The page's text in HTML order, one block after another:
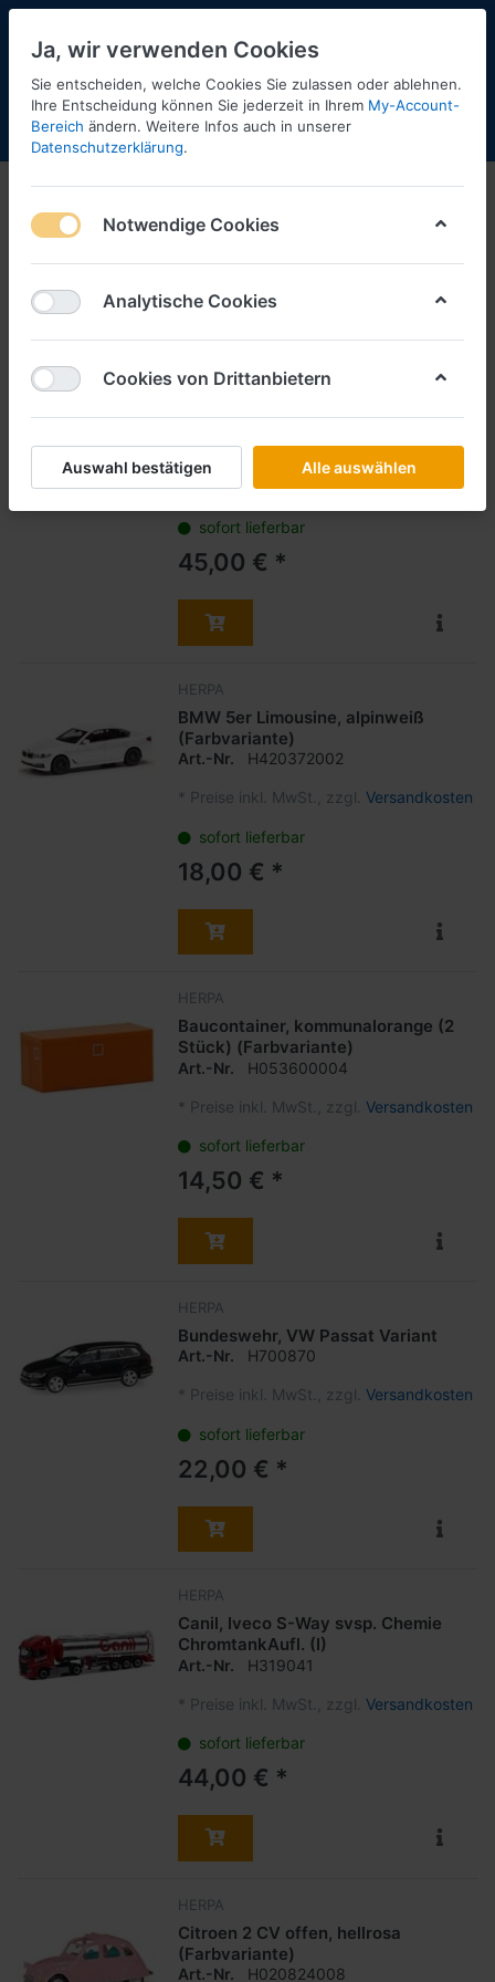
Menü Anmelden Shopaktualisierung
Herpa-Neuheiten
1-12 von 27
Filtern Sortieren
HERPA
Art.-Nr. H319034
* Preise inkl. MwSt., zzgl.Versandkosten
sofort lieferbar
45,00 € *
HERPA
BMW 5er Limousine, alpinweiß
(Farbvariante)
Art.-Nr. H420372002
* Preise inkl. MwSt., zzgl. Versandkosten
sofort lieferbar
18,00 € *
HERPA
Baucontainer, kommunalorange (2
Stück) (Farbvariante)
Art.-Nr. H053600004
* Preise inkl. MwSt., zzgl. Versandkosten
sofort lieferbar
14,50 € *
HERPA
Bundeswehr, VW Passat Variant
Art.-Nr. H700870
* Preise inkl. MwSt., zzgl. Versandkosten
sofort lieferbar
22,00 € *
HERPA
Canil, Iveco S-Way svsp. Chemie
ChromtankAufl. (I)
Art.-Nr. H319041
* Preise inkl. MwSt., zzgl. Versandkosten
sofort lieferbar
44,00 € *
HERPA
Citroen 2 CV offen, hellrosa
(Farbvariante)
Art.-Nr. H020824008
Ja, wir verwenden Cookies
Sie entscheiden, welche Cookies Sie zulassen oder ablehnen.
Ihre Entscheidung können Sie jederzeit in Ihrem My-Account-
Bereich ändern. Weitere Infos auch in unserer
Datenschutzerklärung.
Notwendige Cookies
Analytische Cookies
Cookies von Drittanbietern
Auswahl bestätigen Alle auswählen